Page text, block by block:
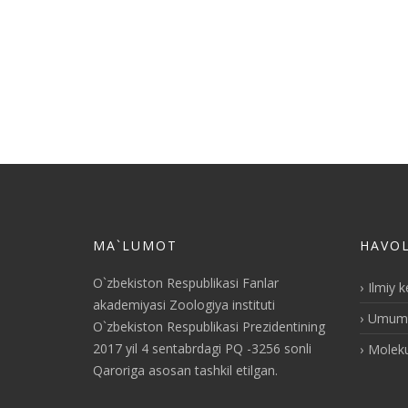
MA`LUMOT
O`zbekiston Respublikasi Fanlar
akademiyasi Zoologiya instituti
O`zbekiston Respublikasi Prezidentining
2017 yil 4 sentabrdagi PQ -3256 sonli
Qaroriga asosan tashkil etilgan.
Ilmiy